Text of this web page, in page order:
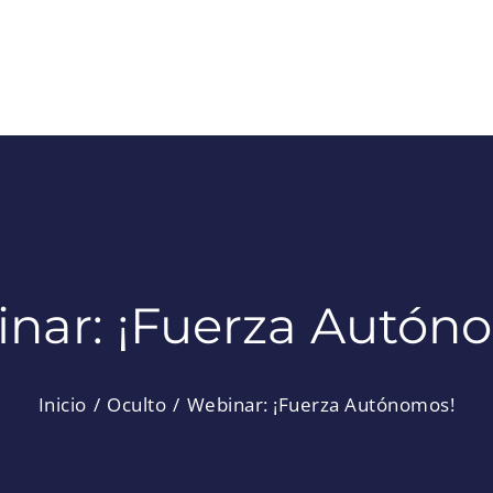
¡Fuerza
Inicio Oculto Webinar: ¡Fuerza Autónomos!